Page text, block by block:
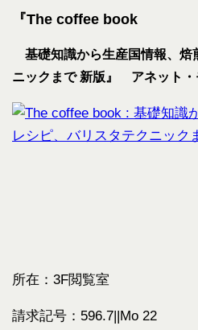
『The coffee book
基礎知識から生産国情報、焙
ニックまで 新版』 アネット・
所在：3F閲覧室
請求記号：596.7||Mo 22